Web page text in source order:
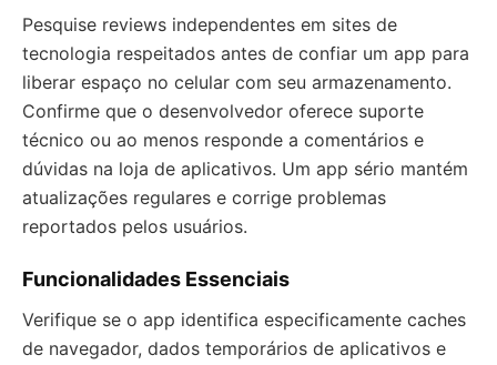
Pesquise reviews independentes em sites de
tecnologia respeitados antes de confiar um app para
liberar espaço no celular com seu armazenamento.
Confirme que o desenvolvedor oferece suporte
técnico ou ao menos responde a comentários e
dúvidas na loja de aplicativos. Um app sério mantém
atualizações regulares e corrige problemas
reportados pelos usuários.
Funcionalidades Essenciais
Verifique se o app identifica especificamente caches
de navegador, dados temporários de aplicativos e